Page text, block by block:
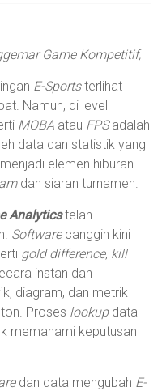
Game Kompetitif,
E-Sportsterlihat
Namun, di level
MOBA atau FPSadalah
data dan statistik yang
elemen hiburan
dan siaran turnamen.
Analyticstelah
Softwarecanggih kini
gold difference, kill
instan dan
diagram, dan metrik
Proses lookupdata
memahami keputusan
dan data mengubah E-